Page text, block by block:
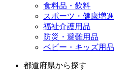
食料品・飲料
スポーツ・健康増進
福祉介護用品
防災・避難用品
ベビー・キッズ用品
都道府県から探す